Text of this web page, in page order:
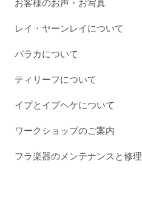
お客様のお声・お写真
レイ・ヤーンレイについて
パラカについて
ティリーフについて
イプとイプヘケについて
ワークショップのご案内
フラ楽器のメンテナンスと修理